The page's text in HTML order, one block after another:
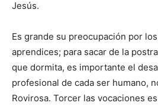
Jesús.
Es grande su preocupación por
aprendices; para sacar de la
que dormita, es importante el
profesional de cada ser humano,
Rovirosa. Torcer las vocaciones